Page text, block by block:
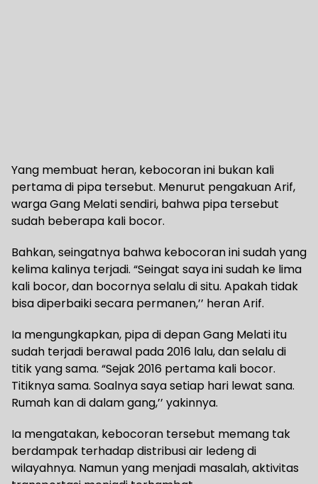
Yang membuat heran, kebocoran ini bukan kali
pertama di pipa tersebut. Menurut pengakuan Arif,
warga Gang Melati sendiri, bahwa pipa tersebut
sudah beberapa kali bocor.
Bahkan, seingatnya bahwa kebocoran ini sudah yang
kelima kalinya terjadi. “Seingat saya ini sudah ke lima
kali bocor, dan bocornya selalu di situ. Apakah tidak
bisa diperbaiki secara permanen,’’ heran Arif.
Ia mengungkapkan, pipa di depan Gang Melati itu
sudah terjadi berawal pada 2016 lalu, dan selalu di
titik yang sama. “Sejak 2016 pertama kali bocor.
Titiknya sama. Soalnya saya setiap hari lewat sana.
Rumah kan di dalam gang,’’ yakinnya.
Ia mengatakan, kebocoran tersebut memang tak
berdampak terhadap distribusi air ledeng di
wilayahnya. Namun yang menjadi masalah, aktivitas